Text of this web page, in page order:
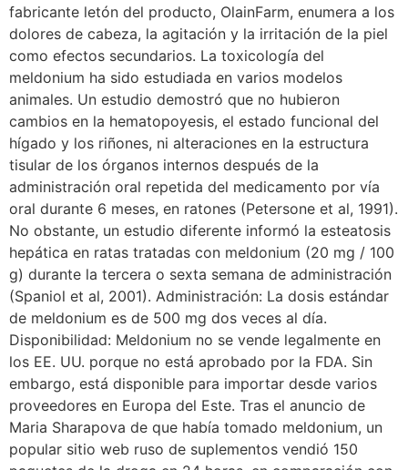
fabricante letón del producto, OlainFarm, enumera a los
dolores de cabeza, la agitación y la irritación de la piel
como efectos secundarios. La toxicología del
meldonium ha sido estudiada en varios modelos
animales. Un estudio demostró que no hubieron
cambios en la hematopoyesis, el estado funcional del
hígado y los riñones, ni alteraciones en la estructura
tisular de los órganos internos después de la
administración oral repetida del medicamento por vía
oral durante 6 meses, en ratones (Petersone et al, 1991).
No obstante, un estudio diferente informó la esteatosis
hepática en ratas tratadas con meldonium (20 mg / 100
g) durante la tercera o sexta semana de administración
(Spaniol et al, 2001). Administración: La dosis estándar
de meldonium es de 500 mg dos veces al día.
Disponibilidad: Meldonium no se vende legalmente en
los EE. UU. porque no está aprobado por la FDA. Sin
embargo, está disponible para importar desde varios
proveedores en Europa del Este. Tras el anuncio de
Maria Sharapova de que había tomado meldonium, un
popular sitio web ruso de suplementos vendió 150